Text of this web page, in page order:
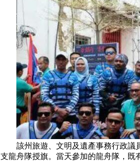
該州旅遊、文明及遺產事務行政議員
支龍舟隊授旗。當天參加的龍舟隊，既